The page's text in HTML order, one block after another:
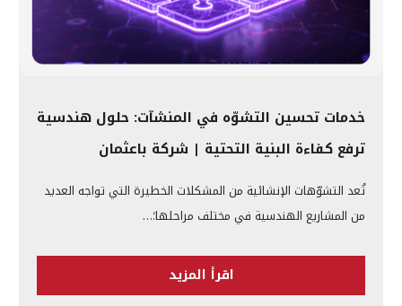
خدمات تحسين التشوّه في المنشآت: حلول هندسية
ترفع كفاءة البنية التحتية | شركة باعثمان
تُعد التشوّهات الإنشائية من المشكلات الخطيرة التي تواجه العديد
من المشاريع الهندسية في مختلف مراحلها؛…
اقرأ المزيد